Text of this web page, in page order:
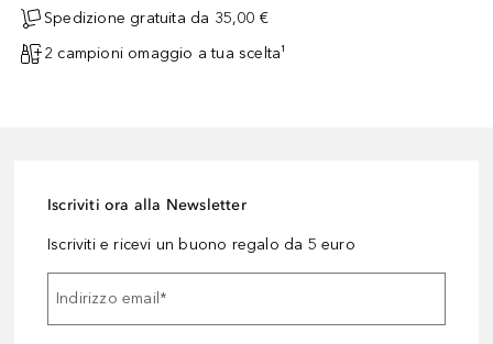
Spedizione gratuita da 35,00 €
2 campioni omaggio a tua scelta¹
Iscriviti ora alla Newsletter
Iscriviti e ricevi un buono regalo da 5 euro
Indirizzo email*